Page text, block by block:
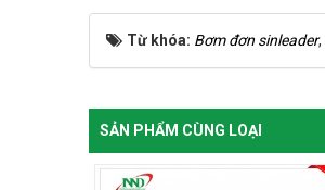
Từ khóa: Bơm đơn sinleader,
SẢN PHẨM CÙNG LOẠI